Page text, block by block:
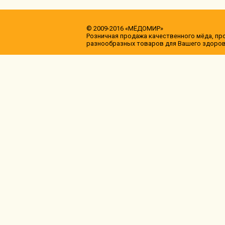
© 2009-2016 «МЁДОМИР»
Розничная продажа качественного мёда,
разнообразных товаров для Вашего